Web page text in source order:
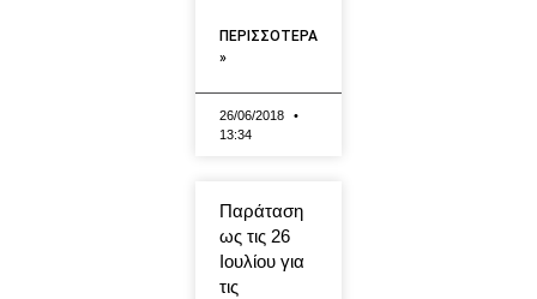
ΠΕΡΙΣΣΟΤΕΡΑ
»
26/06/2018
13:34
Παράταση
ως τις 26
Ιουλίου για
τις